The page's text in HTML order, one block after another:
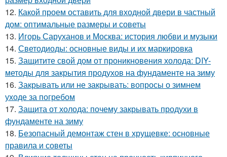
12. Какой проем оставить для входной двери в частный
дом: оптимальные размеры и советы
13. Игорь Саруханов и Москва: история любви и музыки
14. Светодиоды: основные виды и их маркировка
15. Защитите свой дом от проникновения холода: DIY-
методы для закрытия продухов на фундаменте на зиму
16. Закрывать или не закрывать: вопросы о зимнем
уходе за погребом
17. Защита от холода: почему закрывать продухи в
фундаменте на зиму
18. Безопасный демонтаж стен в хрущевке: основные
правила и советы